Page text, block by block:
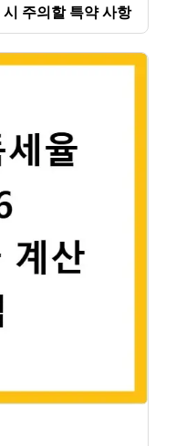
주의할 특약 사항